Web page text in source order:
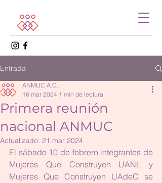
Entrada
Primera reunión
nacional ANMUC
ANMUC A.C.
16 mar 2024 1 min de lectura
Actualizado: 21 mar 2024
El sábado 10 de febrero integrantes de
Mujeres Que Construyen UANL y
Mujeres Que Construyen UAdeC se